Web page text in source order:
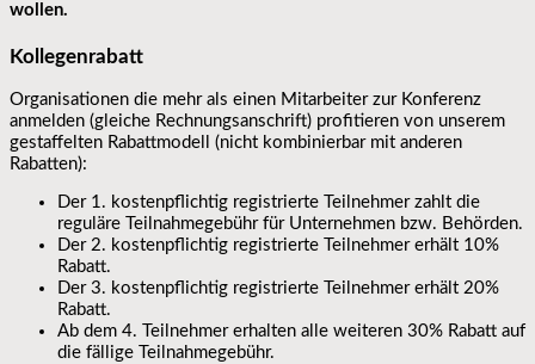
wollen.
Kollegenrabatt
Organisationen die mehr als einen Mitarbeiter zur Konferenz
anmelden (gleiche Rechnungsanschrift) profitieren von unserem
gestaffelten Rabattmodell (nicht kombinierbar mit anderen
Rabatten):
Der 1. kostenpflichtig registrierte Teilnehmer zahlt die
reguläre Teilnahmegebühr für Unternehmen bzw. Behörden.
Der 2. kostenpflichtig registrierte Teilnehmer erhält 10%
Rabatt.
Der 3. kostenpflichtig registrierte Teilnehmer erhält 20%
Rabatt.
Ab dem 4. Teilnehmer erhalten alle weiteren 30% Rabatt auf
die fällige Teilnahmegebühr.